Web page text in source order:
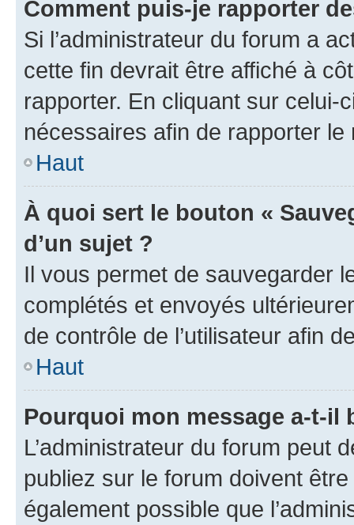
Comment puis-je rapporter
Si l’administrateur du forum a
cette fin devrait être affiché à
rapporter. En cliquant sur
nécessaires afin de rapporter le
Haut
À quoi sert le bouton «
d’un sujet ?
Il vous permet de sauvegarder
complétés et envoyés
de contrôle de l’utilisateur afin
Haut
Pourquoi mon message a-t-il
L’administrateur du forum peut
publiez sur le forum doivent
également possible que